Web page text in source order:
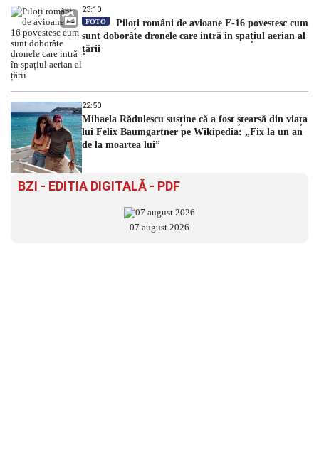
23:10
FOTO
Piloți români de avioane F-16 povestesc cum
sunt doborâte dronele care intră în spațiul aerian al
țării
22:50
Mihaela Rădulescu susține că a fost ștearsă din viața
lui Felix Baumgartner pe Wikipedia: „Fix la un an
de la moartea lui”
BZI - EDITIA DIGITALĂ - PDF
07 august 2026